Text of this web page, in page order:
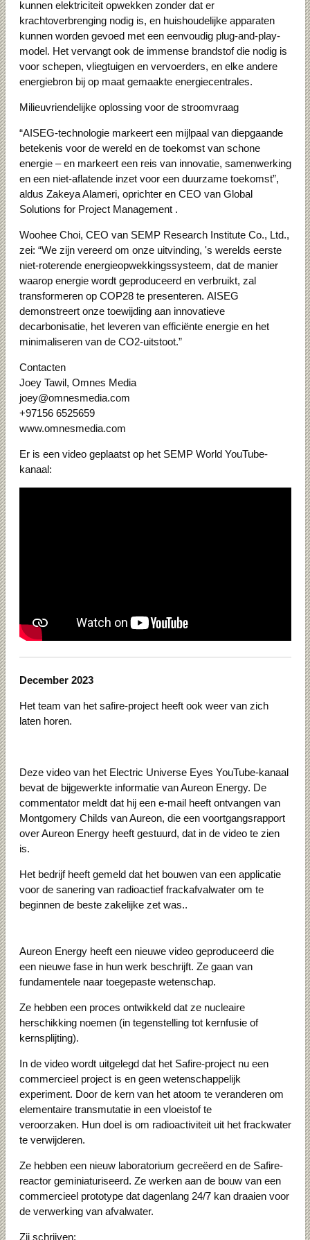
kunnen elektriciteit opwekken zonder dat er
krachtoverbrenging nodig is, en huishoudelijke apparaten
kunnen worden gevoed met een eenvoudig plug-and-play-
model. Het vervangt ook de immense brandstof die nodig is
voor schepen, vliegtuigen en vervoerders, en elke andere
energiebron bij op maat gemaakte energiecentrales.
Milieuvriendelijke oplossing voor de stroomvraag
“AISEG-technologie markeert een mijlpaal van diepgaande
betekenis voor de wereld en de toekomst van schone
energie – en markeert een reis van innovatie, samenwerking
en een niet-aflatende inzet voor een duurzame toekomst”,
aldus Zakeya Alameri, oprichter en CEO van Global
Solutions for Project Management .
Woohee Choi, CEO van SEMP Research Institute Co., Ltd.,
zei: “We zijn vereerd om onze uitvinding, 's werelds eerste
niet-roterende energieopwekkingssysteem, dat de manier
waarop energie wordt geproduceerd en verbruikt, zal
transformeren op COP28 te presenteren. AISEG
demonstreert onze toewijding aan innovatieve
decarbonisatie, het leveren van efficiënte energie en het
minimaliseren van de CO2-uitstoot.”
Contacten
Joey Tawil, Omnes Media
joey@omnesmedia.com
+97156 6525659
www.omnesmedia.com
Er is een video geplaatst op het SEMP World YouTube-
kanaal:
December 2023
Het team van het safire-project heeft ook weer van zich
laten horen.
Deze video van het Electric Universe Eyes YouTube-kanaal
bevat de bijgewerkte informatie van Aureon Energy. De
commentator meldt dat hij een e-mail heeft ontvangen van
Montgomery Childs van Aureon, die een voortgangsrapport
over Aureon Energy heeft gestuurd, dat in de video te zien
is.
Het bedrijf heeft gemeld dat het bouwen van een applicatie
voor de sanering van radioactief frackafvalwater om te
beginnen de beste zakelijke zet was..
Aureon Energy heeft een nieuwe video geproduceerd die
een nieuwe fase in hun werk beschrijft. Ze gaan van
fundamentele naar toegepaste wetenschap.
Ze hebben een proces ontwikkeld dat ze nucleaire
herschikking noemen (in tegenstelling tot kernfusie of
kernsplijting).
In de video wordt uitgelegd dat het Safire-project nu een
commercieel project is en geen wetenschappelijk
experiment. Door de kern van het atoom te veranderen om
elementaire transmutatie in een vloeistof te
veroorzaken. Hun doel is om radioactiviteit uit het frackwater
te verwijderen.
Ze hebben een nieuw laboratorium gecreëerd en de Safire-
reactor geminiaturiseerd. Ze werken aan de bouw van een
commercieel prototype dat dagenlang 24/7 kan draaien voor
de verwerking van afvalwater.
Zij schrijven: